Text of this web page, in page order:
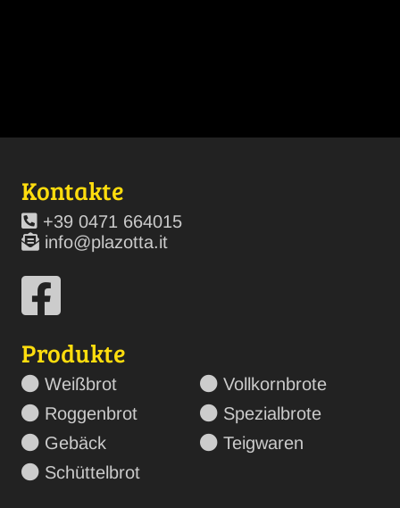
Kontakte
+39 0471 664015
info@plazotta.it
Produkte
Weißbrot
Roggenbrot
Vollkornbrote
Spezialbrote
Gebäck
Schüttelbrot
Teigwaren